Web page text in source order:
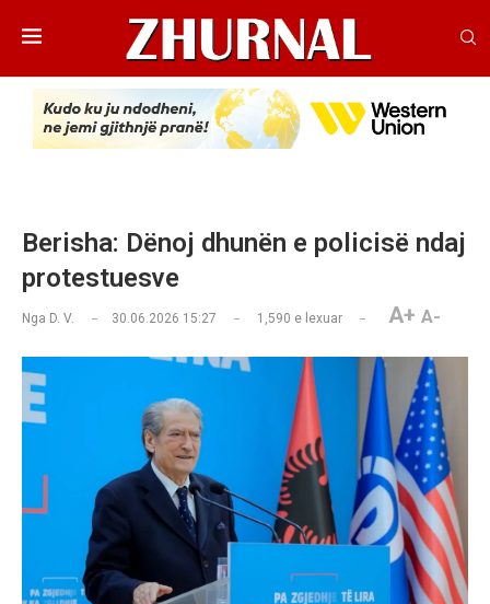
Berisha: Dënoj dhunën e policisë ndaj
protestuesve
Nga D. V. 30.06.2026 15:27 1,590 e lexuar A+ A-